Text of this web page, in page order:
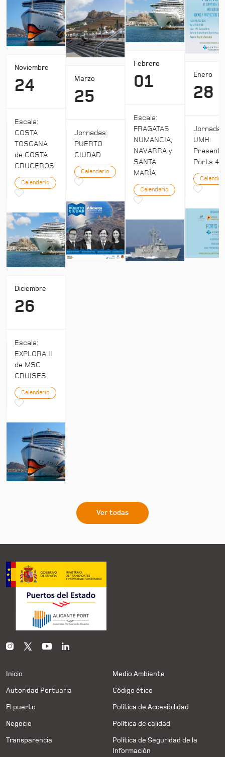
Noviembre
24
Escala:
COSTA
TOSCANA
de COSTA
CRUCEROS
Calendario
Diciembre
26
Escala:
EXPLORA II
de MSC
CRUISES
Calendario
Marzo
25
Jornadas:
PUERTO
CIUDAD
Calendario
Febrero
01
Escala:
FRAGATAS
NUMANCIA,
NAVARRA y
SANTA
MARÍA
Calendario
Enero
28
Jornadas
UMH:
Ports 4:0
Ver todas
Inicio
Autoridad Portuaria
El puerto
Negocio
Transparencia
Medio Ambiente
Código ético
Política de Accesibilidad
Política de calidad
Política de Seguridad de la
Información